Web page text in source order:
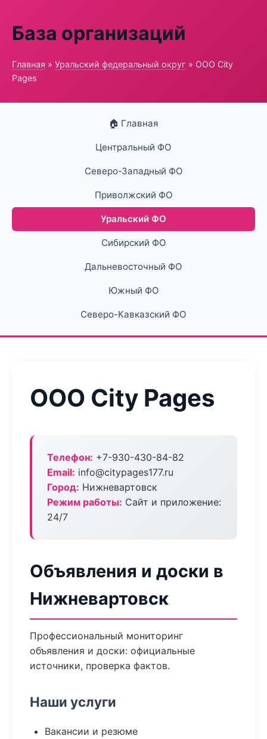
База организаций
Главная » Уральский федеральный округ » ООО City
Pages
🏠 Главная
Центральный ФО
Северо-Западный ФО
Приволжский ФО
Уральский ФО
Сибирский ФО
Дальневосточный ФО
Южный ФО
Северо-Кавказский ФО
ООО City Pages
Телефон: +7-930-430-84-82
Email: info@citypages177.ru
Город: Нижневартовск
Режим работы: Сайт и приложение:
24/7
Объявления и доски в
Нижневартовск
Профессиональный мониторинг
объявления и доски: официальные
источники, проверка фактов.
Наши услуги
Вакансии и резюме